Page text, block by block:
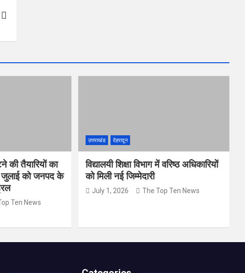
की तैयारियों का
जुलाई को जनपद के
Ten News
उत्तराखंड देहरादून
विद्यालयी शिक्षा विभाग में वरिष्ठ अधिकारियों
को मिली नई जिम्मेदारी
July 1, 2026 The Top Ten News